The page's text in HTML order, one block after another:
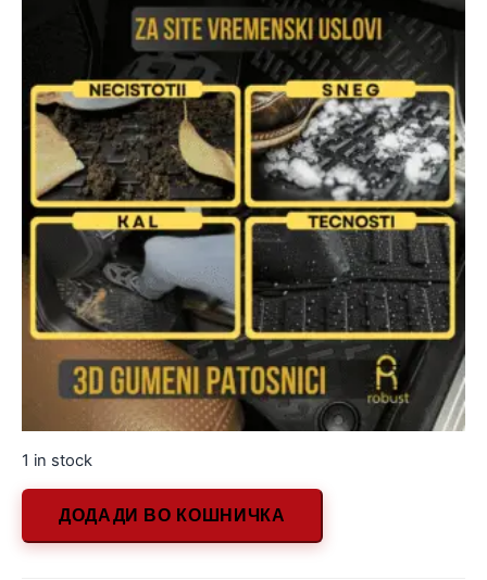
1 in stock
ДОДАДИ ВО КОШНИЧКА